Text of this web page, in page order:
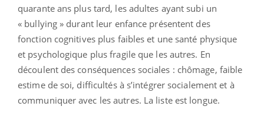
quarante ans plus tard, les adultes ayant subi un
« bullying » durant leur enfance présentent des
fonction cognitives plus faibles et une santé physique
et psychologique plus fragile que les autres. En
découlent des conséquences sociales : chômage, faible
estime de soi, difficultés à s’intégrer socialement et à
communiquer avec les autres. La liste est longue.